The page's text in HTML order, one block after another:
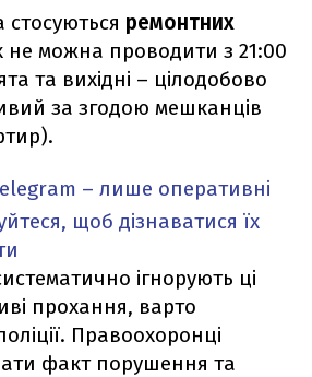
ремонтних
не можна проводити з 21:00
та вихідні – цілодобово
за згодою мешканців
– лише оперативні
щоб дізнаватися їх
ігнорують ці
прохання, варто
Правоохоронці
факт порушення та